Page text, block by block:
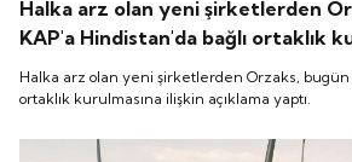
Halka arz olan yeni şirketlerden
KAP'a Hindistan'da bağlı ortaklık
açıklama yaptı.
Halka arz olan yeni şirketlerden Orzaks, bugün
ortaklık kurulmasına ilişkin açıklama yaptı.